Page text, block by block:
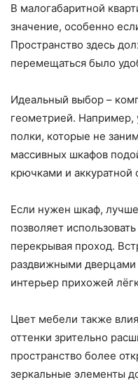
В малогабаритной
значение, особенно
Пространство здесь
перемещаться было
Идеальный выбор –
геометрией. Например,
полки, которые не
массивных шкафов
крючками и аккуратной
Если нужен шкаф,
позволяет
перекрывая проход.
раздвижными дверцами
интерьер прихожей
Цвет мебели также
оттенки зрительно
пространство более
зеркальные элементы